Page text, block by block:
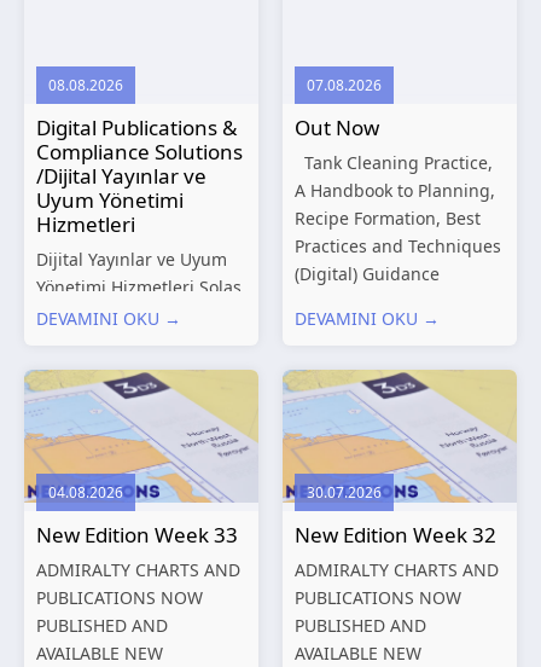
08.08.2026
Digital Publications &
Compliance Solutions
/Dijital Yayınlar ve
Uyum Yönetimi
Hizmetleri
Dijital Yayınlar ve Uyum
Yönetimi Hizmetleri Solas
Marine, denizcilik
düzenleyici gereklilikleri
ve dijitalleşen
operasyonel ihtiyaçları
doğrultusunda kapsamlı
Dijital Yayınlar ve Uyum
Yönetimi çözümleri
sunmaktadır.
Hizmetlerimiz; gemi
işletmecileri, armatörler,
teknik yönetim şirketleri
ve denizcilik...
DEVAMINI OKU →
07.08.2026
Out Now
Tank Cleaning Practice,
A Handbook to Planning,
Recipe Formation, Best
Practices and Techniques
(Digital) Guidance
Structures – Consolidated
Shipping and the
Environment – A Guide to
Environmental
Compliance...
DEVAMINI OKU →
04.08.2026
New Edition Week 33
ADMIRALTY CHARTS AND
PUBLICATIONS NOW
PUBLISHED AND
AVAILABLE NEW
30.07.2026
New Edition Week 32
ADMIRALTY CHARTS AND
PUBLICATIONS NOW
PUBLISHED AND
AVAILABLE NEW